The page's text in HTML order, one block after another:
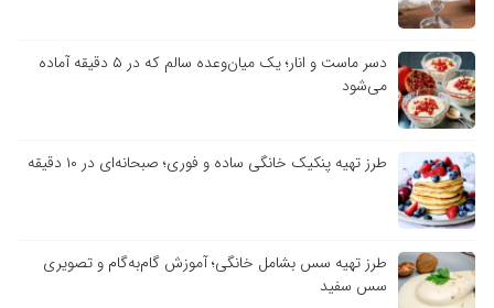
دسر ماست و انار؛ یک میان‌وعده سالم که در ۵ دقیقه آماده
می‌شود
طرز تهیه پنکیک خانگی ساده و فوری؛ صبحانه‌ای در ۱۰ دقیقه
طرز تهیه سس بشامل خانگی؛ آموزش گام‌به‌گام و تصویری
سس سفید